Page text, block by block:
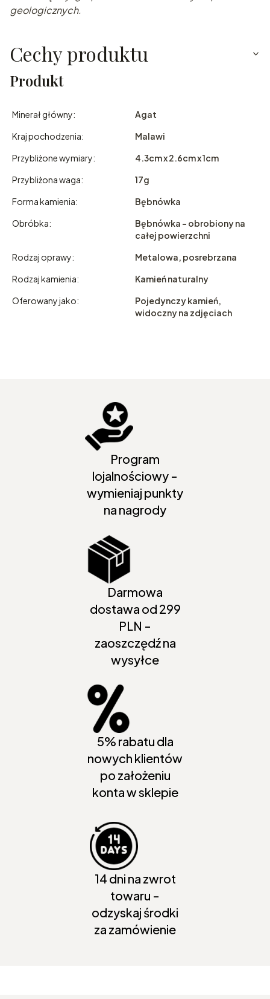
geologicznych.
Cechy produktu
Produkt
Minerał główny:
Agat
Kraj pochodzenia:
Malawi
Przybliżone wymiary:
4.3cm x 2.6cm x 1cm
Przybliżona waga:
17g
Forma kamienia:
Bębnówka
Obróbka:
Bębnówka - obrobiony na
całej powierzchni
Rodzaj oprawy:
Metalowa, posrebrzana
Rodzaj kamienia:
Kamień naturalny
Oferowany jako:
Pojedynczy kamień,
widoczny na zdjęciach
Program
lojalnościowy -
wymieniaj punkty
na nagrody
Darmowa
dostawa od 299
PLN -
zaoszczędź na
wysyłce
5% rabatu dla
nowych klientów
po założeniu
konta w sklepie
14 dni na zwrot
towaru -
odzyskaj środki
za zamówienie